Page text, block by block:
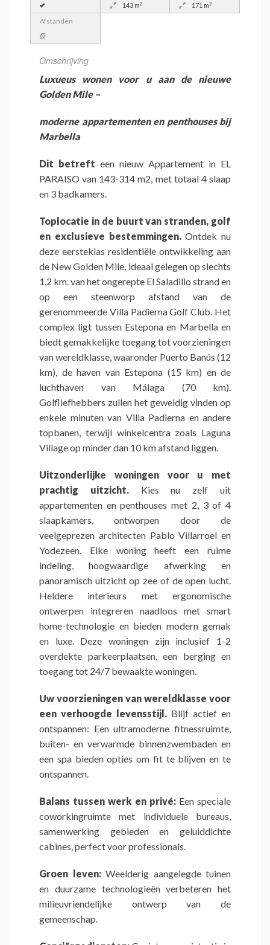
143 m2
171 m2
Afstanden
Omschrijving
Luxueus wonen voor u aan de nieuwe
Golden Mile –
moderne appartementen en penthouses bij
Marbella
Dit betreft een nieuw Appartement in EL
PARAISO van 143-314 m2, met totaal 4 slaap
en 3 badkamers.
Toplocatie in de buurt van stranden, golf
en exclusieve bestemmingen.Ontdek nu
deze eersteklas residentiële ontwikkeling aan
de New Golden Mile, ideaal gelegen op slechts
1,2 km. van het ongerepte El Saladillo strand en
op een steenworp afstand van de
gerenommeerde Villa Padierna Golf Club. Het
complex ligt tussen Estepona en Marbella en
biedt gemakkelijke toegang tot voorzieningen
van wereldklasse, waaronder Puerto Banús (12
km), de haven van Estepona (15 km) en de
luchthaven van Málaga (70 km).
Golfliefhebbers zullen het geweldig vinden op
enkele minuten van Villa Padierna en andere
topbanen, terwijl winkelcentra zoals Laguna
Village op minder dan 10 km afstand liggen.
Uitzonderlijke woningen voor u met
prachtig uitzicht. Kies nu zelf uit
appartementen en penthouses met 2, 3 of 4
slaapkamers, ontworpen door de
veelgeprezen architecten Pablo Villarroel en
Yodezeen. Elke woning heeft een ruime
indeling, hoogwaardige afwerking en
panoramisch uitzicht op zee of de open lucht.
Heldere interieurs met ergonomische
ontwerpen integreren naadloos met smart
home-technologie en bieden modern gemak
en luxe. Deze woningen zijn inclusief 1-2
overdekte parkeerplaatsen, een berging en
toegang tot 24/7 bewaakte woningen.
Uw voorzieningen van wereldklasse voor
een verhoogde levensstijl. Blijf actief en
ontspannen: Een ultramoderne fitnessruimte,
buiten- en verwarmde binnenzwembaden en
een spa bieden opties om fit te blijven en te
ontspannen.
Balans tussen werk en privé:Een speciale
coworkingruimte met individuele bureaus,
samenwerking gebieden en geluiddichte
cabines, perfect voor professionals.
Groen leven:Weelderig aangelegde tuinen
en duurzame technologieën verbeteren het
milieuvriendelijke ontwerp van de
gemeenschap.